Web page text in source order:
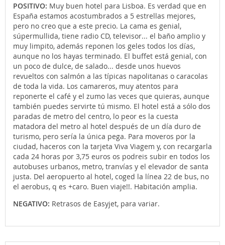
POSITIVO: Muy buen hotel para Lisboa. Es verdad que en
España estamos acostumbrados a 5 estrellas mejores,
pero no creo que a este precio. La cama es genial,
súpermullida, tiene radio CD, televisor... el baño amplio y
muy limpito, además reponen los geles todos los días,
aunque no los hayas terminado. El buffet está genial, con
un poco de dulce, de salado... desde unos huevos
revueltos con salmón a las típicas napolitanas o caracolas
de toda la vida. Los camareros, muy atentos para
reponerte el café y el zumo las veces que quieras, aunque
también puedes servirte tú mismo. El hotel está a sólo dos
paradas de metro del centro, lo peor es la cuesta
matadora del metro al hotel después de un día duro de
turismo, pero sería la única pega. Para moveros por la
ciudad, haceros con la tarjeta Viva Viagem y, con recargarla
cada 24 horas por 3,75 euros os podreis subir en todos los
autobuses urbanos, metro, tranvías y el elevador de santa
justa. Del aeropuerto al hotel, coged la línea 22 de bus, no
el aerobus, q es +caro. Buen viaje!!. Habitación amplia.
NEGATIVO: Retrasos de Easyjet, para variar.